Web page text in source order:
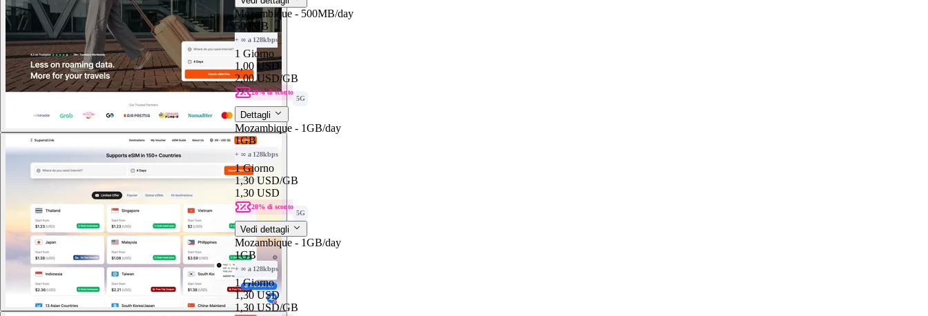
Mozambique - 500MB/day
500MB
+ ∞ a 128kbps
1 Giorno
1,00 USD
2,00 USD/GB
20% di sconto
5G
Dettagli
Mozambique - 1GB/day
1GB
+ ∞ a 128kbps
1 Giorno
1,30 USD/GB
1,30 USD
20% di sconto
5G
Vedi dettagli
Mozambique - 1GB/day
1GB
+ ∞ a 128kbps
1 Giorno
1,30 USD
1,30 USD/GB